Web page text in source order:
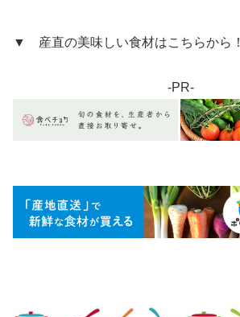
▼ 産直の美味しい食材はこちらから！
-PR-